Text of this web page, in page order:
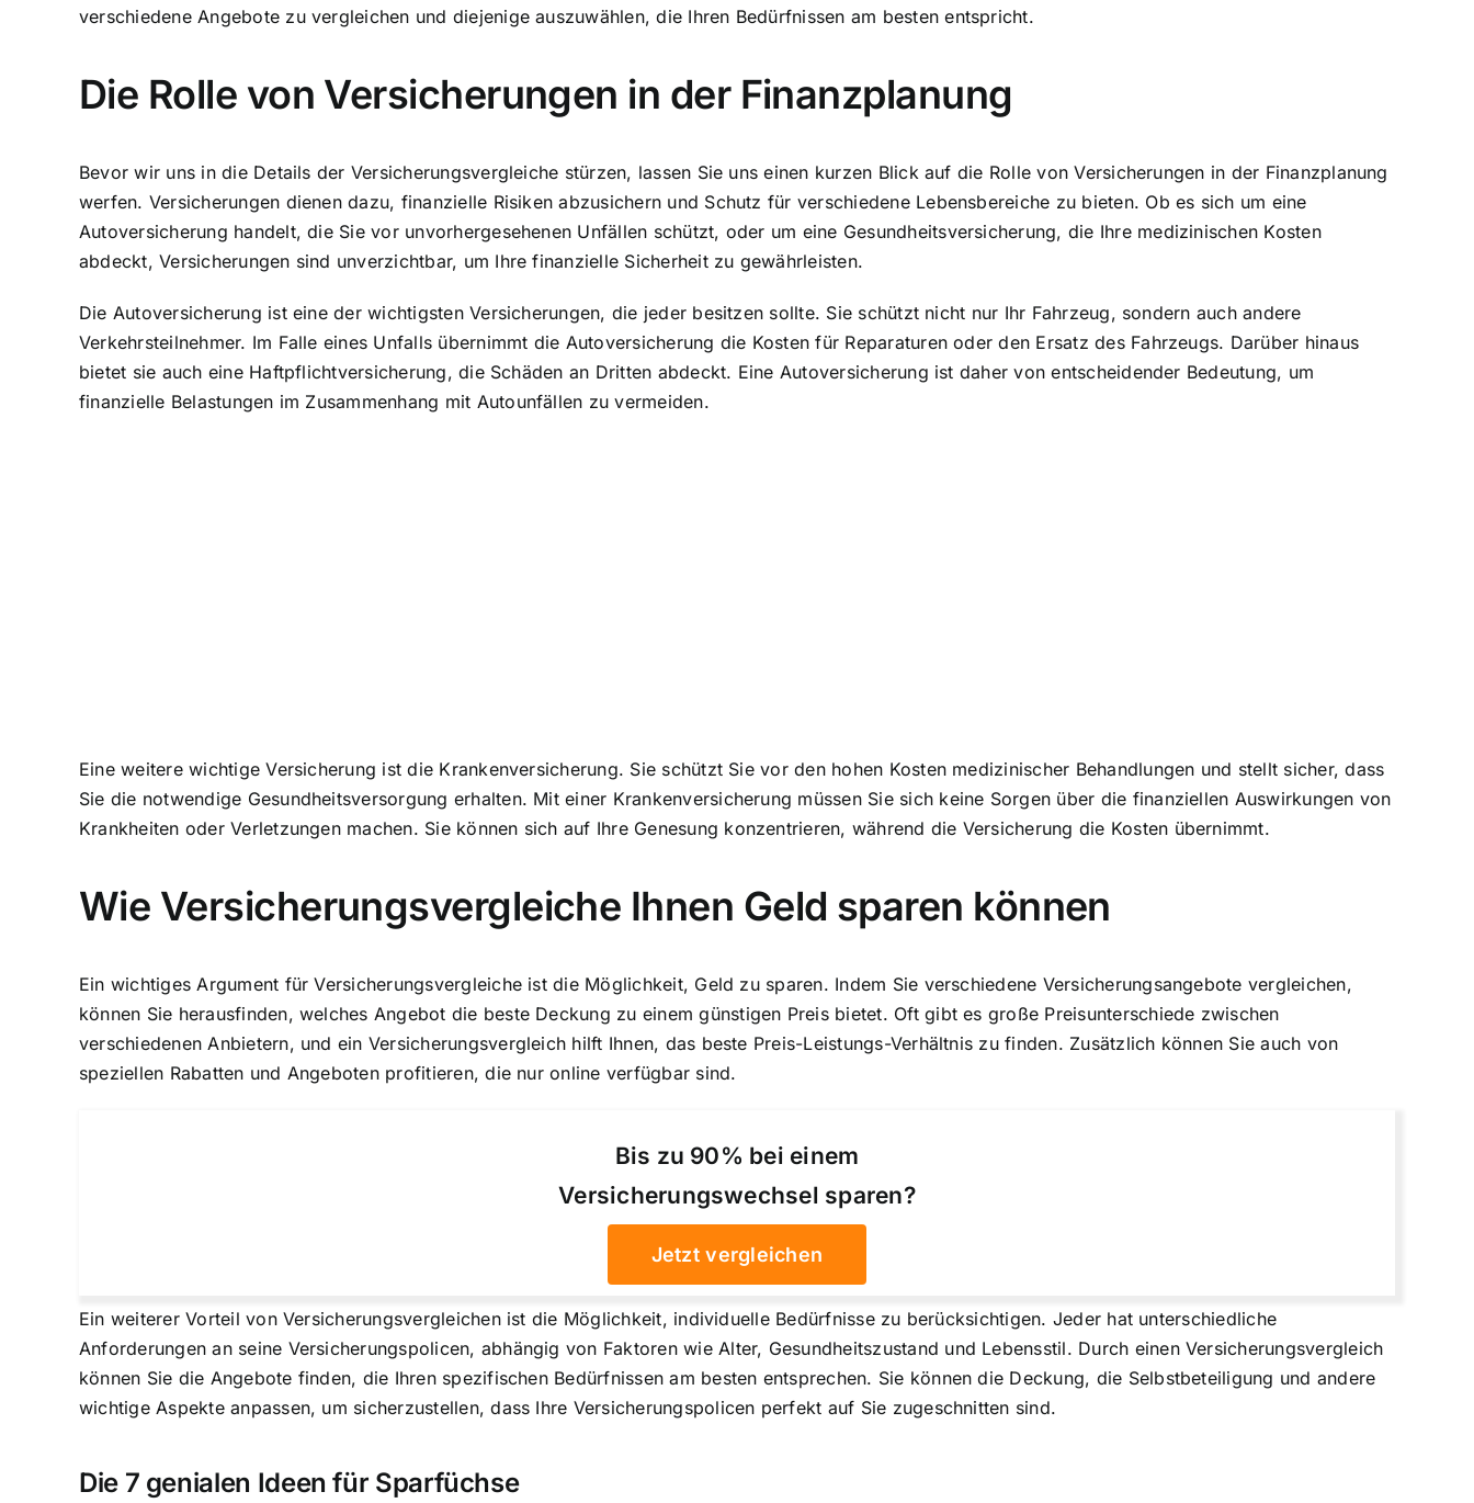
verschiedene Angebote zu vergleichen und diejenige auszuwählen, die Ihren Bedürfnissen am besten entspricht.
Die Rolle von Versicherungen in der Finanzplanung
Bevor wir uns in die Details der Versicherungsvergleiche stürzen, lassen Sie uns einen kurzen Blick auf die Rolle von Versicherungen in der Finanzplanung
werfen. Versicherungen dienen dazu, finanzielle Risiken abzusichern und Schutz für verschiedene Lebensbereiche zu bieten. Ob es sich um eine
Autoversicherung handelt, die Sie vor unvorhergesehenen Unfällen schützt, oder um eine Gesundheitsversicherung, die Ihre medizinischen Kosten
abdeckt, Versicherungen sind unverzichtbar, um Ihre finanzielle Sicherheit zu gewährleisten.
Die Autoversicherung ist eine der wichtigsten Versicherungen, die jeder besitzen sollte. Sie schützt nicht nur Ihr Fahrzeug, sondern auch andere
Verkehrsteilnehmer. Im Falle eines Unfalls übernimmt die Autoversicherung die Kosten für Reparaturen oder den Ersatz des Fahrzeugs. Darüber hinaus
bietet sie auch eine Haftpflichtversicherung, die Schäden an Dritten abdeckt. Eine Autoversicherung ist daher von entscheidender Bedeutung, um
finanzielle Belastungen im Zusammenhang mit Autounfällen zu vermeiden.
Eine weitere wichtige Versicherung ist die Krankenversicherung. Sie schützt Sie vor den hohen Kosten medizinischer Behandlungen und stellt sicher, dass
Sie die notwendige Gesundheitsversorgung erhalten. Mit einer Krankenversicherung müssen Sie sich keine Sorgen über die finanziellen Auswirkungen von
Krankheiten oder Verletzungen machen. Sie können sich auf Ihre Genesung konzentrieren, während die Versicherung die Kosten übernimmt.
Wie Versicherungsvergleiche Ihnen Geld sparen können
Ein wichtiges Argument für Versicherungsvergleiche ist die Möglichkeit, Geld zu sparen. Indem Sie verschiedene Versicherungsangebote vergleichen,
können Sie herausfinden, welches Angebot die beste Deckung zu einem günstigen Preis bietet. Oft gibt es große Preisunterschiede zwischen
verschiedenen Anbietern, und ein Versicherungsvergleich hilft Ihnen, das beste Preis-Leistungs-Verhältnis zu finden. Zusätzlich können Sie auch von
speziellen Rabatten und Angeboten profitieren, die nur online verfügbar sind.
Bis zu 90% bei einem
Versicherungswechsel sparen?
Jetzt vergleichen
Ein weiterer Vorteil von Versicherungsvergleichen ist die Möglichkeit, individuelle Bedürfnisse zu berücksichtigen. Jeder hat unterschiedliche
Anforderungen an seine Versicherungspolicen, abhängig von Faktoren wie Alter, Gesundheitszustand und Lebensstil. Durch einen Versicherungsvergleich
können Sie die Angebote finden, die Ihren spezifischen Bedürfnissen am besten entsprechen. Sie können die Deckung, die Selbstbeteiligung und andere
wichtige Aspekte anpassen, um sicherzustellen, dass Ihre Versicherungspolicen perfekt auf Sie zugeschnitten sind.
Die 7 genialen Ideen für Sparfüchse